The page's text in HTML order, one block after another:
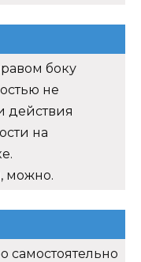
боку
не
действия
на
можно.
самостоятельно